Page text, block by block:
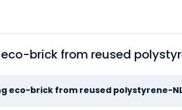
brick from reused
eco-brick from reused polystyrene-